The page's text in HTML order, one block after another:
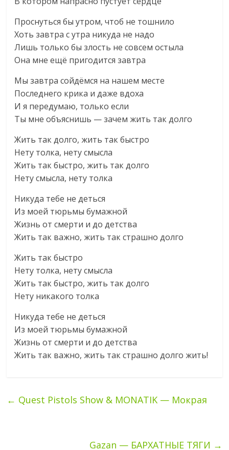
Проснуться бы утром, чтоб не тошнило
Хоть завтра с утра никуда не надо
Лишь только бы злость не совсем остыла
Она мне ещё пригодится завтра
Мы завтра сойдёмся на нашем месте
Последнего крика и даже вдоха
И я передумаю, только если
Ты мне объяснишь — зачем жить так долго
Жить так долго, жить так быстро
Нету толка, нету смысла
Жить так быстро, жить так долго
Нету смысла, нету толка
Никуда тебе не деться
Из моей тюрьмы бумажной
Жизнь от смерти и до детства
Жить так важно, жить так страшно долго
Жить так быстро
Нету толка, нету смысла
Жить так быстро, жить так долго
Нету никакого толка
Никуда тебе не деться
Из моей тюрьмы бумажной
Жизнь от смерти и до детства
Жить так важно, жить так страшно долго жить!
← Quest Pistols Show & MONATIK — Мокрая
Gazan — БАРХАТНЫЕ ТЯГИ →